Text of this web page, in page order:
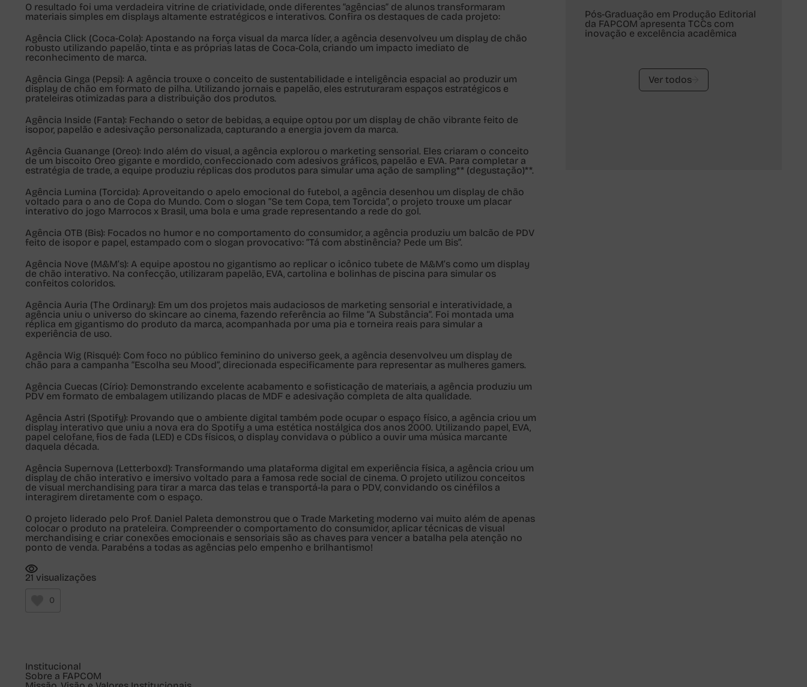
para
aumentar
diminuir
O resultado foi uma verdadeira vitrine de criatividade, onde diferentes “agências” de alunos transformaram
materiais simples em displays altamente estratégicos e interativos. Confira os destaques de cada projeto:
Agência Click (Coca-Cola): Apostando na força visual da marca líder, a agência desenvolveu um display de chão
robusto utilizando papelão, tinta e as próprias latas de Coca-Cola, criando um impacto imediato de
reconhecimento de marca.
Agência Ginga (Pepsi): A agência trouxe o conceito de sustentabilidade e inteligência espacial ao produzir um
display de chão em formato de pilha. Utilizando jornais e papelão, eles estruturaram espaços estratégicos e
prateleiras otimizadas para a distribuição dos produtos.
Agência Inside (Fanta): Fechando o setor de bebidas, a equipe optou por um display de chão vibrante feito de
isopor, papelão e adesivação personalizada, capturando a energia jovem da marca.
Agência Guanange (Oreo): Indo além do visual, a agência explorou o marketing sensorial. Eles criaram o conceito
de um biscoito Oreo gigante e mordido, confeccionado com adesivos gráficos, papelão e EVA. Para completar a
estratégia de trade, a equipe produziu réplicas dos produtos para simular uma ação de sampling** (degustação)**.
Agência Lumina (Torcida): Aproveitando o apelo emocional do futebol, a agência desenhou um display de chão
voltado para o ano de Copa do Mundo. Com o slogan “Se tem Copa, tem Torcida”, o projeto trouxe um placar
interativo do jogo Marrocos x Brasil, uma bola e uma grade representando a rede do gol.
Agência OTB (Bis): Focados no humor e no comportamento do consumidor, a agência produziu um balcão de PDV
feito de isopor e papel, estampado com o slogan provocativo: “Tá com abstinência? Pede um Bis”.
Agência Nove (M&M’s): A equipe apostou no gigantismo ao replicar o icônico tubete de M&M’s como um display
de chão interativo. Na confecção, utilizaram papelão, EVA, cartolina e bolinhas de piscina para simular os
confeitos coloridos.
Agência Auria (The Ordinary): Em um dos projetos mais audaciosos de marketing sensorial e interatividade, a
agência uniu o universo do skincare ao cinema, fazendo referência ao filme “A Substância”. Foi montada uma
réplica em gigantismo do produto da marca, acompanhada por uma pia e torneira reais para simular a
experiência de uso.
Agência Wig (Risqué): Com foco no público feminino do universo geek, a agência desenvolveu um display de
chão para a campanha “Escolha seu Mood”, direcionada especificamente para representar as mulheres gamers.
Agência Cuecas (Círio): Demonstrando excelente acabamento e sofisticação de materiais, a agência produziu um
PDV em formato de embalagem utilizando placas de MDF e adesivação completa de alta qualidade.
Agência Astri (Spotify): Provando que o ambiente digital também pode ocupar o espaço físico, a agência criou um
display interativo que uniu a nova era do Spotify a uma estética nostálgica dos anos 2000. Utilizando papel, EVA,
papel celofane, fios de fada (LED) e CDs físicos, o display convidava o público a ouvir uma música marcante
daquela década.
Agência Supernova (Letterboxd): Transformando uma plataforma digital em experiência física, a agência criou um
display de chão interativo e imersivo voltado para a famosa rede social de cinema. O projeto utilizou conceitos
de visual merchandising para tirar a marca das telas e transportá-la para o PDV, convidando os cinéfilos a
interagirem diretamente com o espaço.
O projeto liderado pelo Prof. Daniel Paleta demonstrou que o Trade Marketing moderno vai muito além de apenas
colocar o produto na prateleira. Compreender o comportamento do consumidor, aplicar técnicas de visual
merchandising e criar conexões emocionais e sensoriais são as chaves para vencer a batalha pela atenção no
ponto de venda. Parabéns a todas as agências pelo empenho e brilhantismo!
21 visualizações
0
Pós-Graduação em Produção Editorial
da FAPCOM apresenta TCCs com
inovação e excelência acadêmica
Ver todos
Institucional
Sobre a FAPCOM